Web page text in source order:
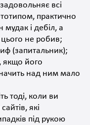
всі
практично
і дебіл, а
не робив;
(запитальник);
якщо його
над ним мало
тоді, коли ви
які
під рукою